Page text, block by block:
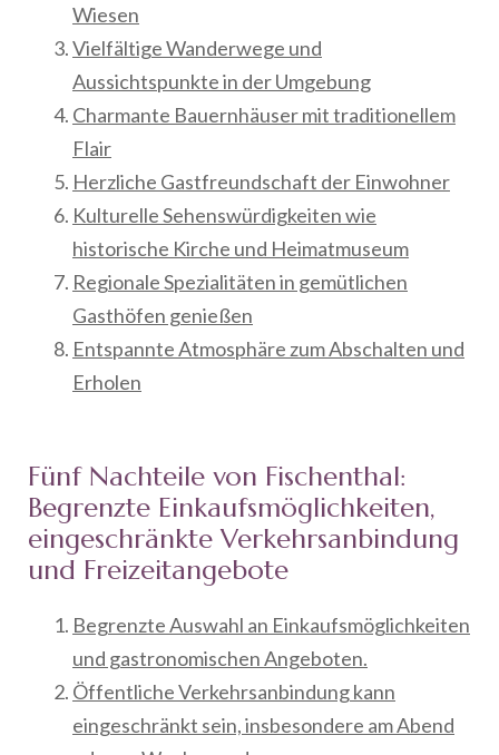
Wiesen
Vielfältige Wanderwege und
Aussichtspunkte in der Umgebung
Charmante Bauernhäuser mit traditionellem
Flair
Herzliche Gastfreundschaft der Einwohner
Kulturelle Sehenswürdigkeiten wie
historische Kirche und Heimatmuseum
Regionale Spezialitäten in gemütlichen
Gasthöfen genießen
Entspannte Atmosphäre zum Abschalten und
Erholen
Fünf Nachteile von Fischenthal:
Begrenzte Einkaufsmöglichkeiten,
eingeschränkte Verkehrsanbindung
und Freizeitangebote
Begrenzte Auswahl an Einkaufsmöglichkeiten
und gastronomischen Angeboten.
Öffentliche Verkehrsanbindung kann
eingeschränkt sein, insbesondere am Abend